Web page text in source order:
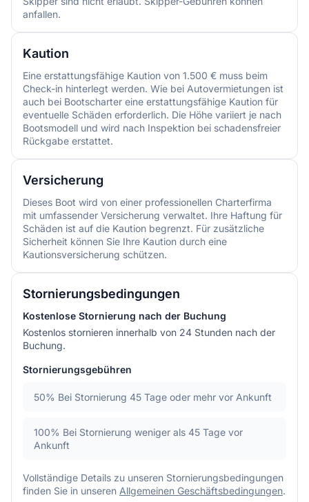
anfallen.
Kaution
Eine erstattungsfähige Kaution von 1.500 € muss beim
Check-in hinterlegt werden. Wie bei Autovermietungen ist
auch bei Bootscharter eine erstattungsfähige Kaution für
eventuelle Schäden erforderlich. Die Höhe variiert je nach
Bootsmodell und wird nach Inspektion bei schadensfreier
Rückgabe erstattet.
Versicherung
Dieses Boot wird von einer professionellen Charterfirma
mit umfassender Versicherung verwaltet. Ihre Haftung für
Schäden ist auf die Kaution begrenzt. Für zusätzliche
Sicherheit können Sie Ihre Kaution durch eine
Kautionsversicherung schützen.
Stornierungsbedingungen
Kostenlose Stornierung nach der Buchung
Kostenlos stornieren innerhalb von 24 Stunden nach der
Buchung.
Stornierungsgebühren
50% Bei Stornierung 45 Tage oder mehr vor Ankunft
100% Bei Stornierung weniger als 45 Tage vor
Ankunft
Vollständige Details zu unseren Stornierungsbedingungen
finden Sie in unseren Allgemeinen Geschäftsbedingungen.